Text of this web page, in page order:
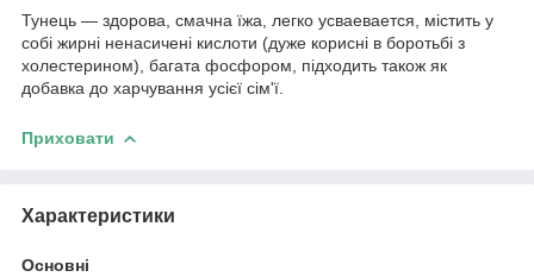
Тунець ― здорова, смачна їжа, легко усваевается, містить у
собі жирні ненасичені кислоти (дуже корисні в боротьбі з
холестерином), багата фосфором, підходить також як
добавка до харчування усієї сім'ї.
Приховати
Характеристики
Основні